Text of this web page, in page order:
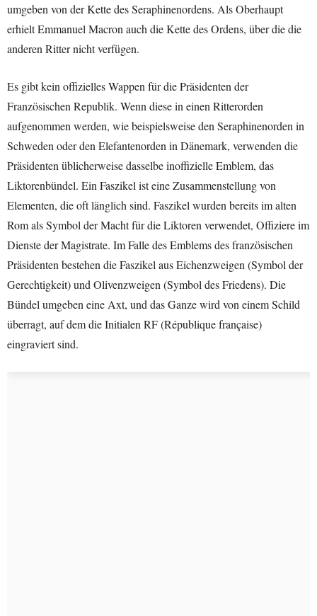
umgeben von der Kette des Seraphinenordens. Als Oberhaupt
erhielt Emmanuel Macron auch die Kette des Ordens, über die die
anderen Ritter nicht verfügen.
Es gibt kein offizielles Wappen für die Präsidenten der
Französischen Republik. Wenn diese in einen Ritterorden
aufgenommen werden, wie beispielsweise den Seraphinenorden in
Schweden oder den Elefantenorden in Dänemark, verwenden die
Präsidenten üblicherweise dasselbe inoffizielle Emblem, das
Liktorenbündel. Ein Faszikel ist eine Zusammenstellung von
Elementen, die oft länglich sind. Faszikel wurden bereits im alten
Rom als Symbol der Macht für die Liktoren verwendet, Offiziere im
Dienste der Magistrate. Im Falle des Emblems des französischen
Präsidenten bestehen die Faszikel aus Eichenzweigen (Symbol der
Gerechtigkeit) und Olivenzweigen (Symbol des Friedens). Die
Bündel umgeben eine Axt, und das Ganze wird von einem Schild
überragt, auf dem die Initialen RF (République française)
eingraviert sind.